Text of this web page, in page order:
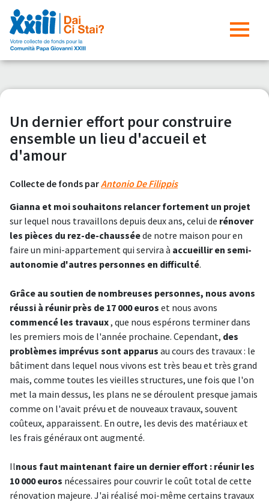
Un dernier effort pour construire
ensemble un lieu d'accueil et
d'amour
Collecte de fonds parAntonio De Filippis
Gianna et moi souhaitons relancer fortement un projet
sur lequel nous travaillons depuis deux ans, celui de rénover
les pièces du rez-de-chausséede notre maison pour en
faire un mini-appartement qui servira à accueillir en semi-
autonomie d'autres personnes en difficulté.
Grâce au soutien de nombreuses personnes, nous avons
réussi à réunir près de 17 000 euros et nous avons
commencé les travaux, que nous espérons terminer dans
les premiers mois de l'année prochaine. Cependant, des
problèmes imprévus sont apparus au cours des travaux : le
bâtiment dans lequel nous vivons est très beau et très grand
mais, comme toutes les vieilles structures, une fois que l'on
met la main dessus, les plans ne se déroulent presque jamais
comme on l'avait prévu et de nouveaux travaux, souvent
coûteux, apparaissent. En outre, les devis des matériaux et
les frais généraux ont augmenté.
Ilnous faut maintenant faire un dernier effort : réunir les
10 000 euros nécessaires pour couvrir le coût total de cette
rénovation majeure. J'ai réalisé moi-même certains travaux